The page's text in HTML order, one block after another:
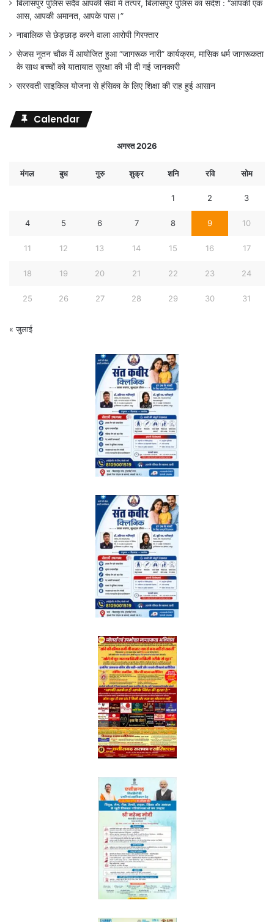
बिलासपुर पुलिस सदैव आपकी सेवा में तत्पर, बिलासपुर पुलिस का संदेश : “आपकी एक
आस, आपकी अमानत, आपके पास।”
नाबालिक से छेड़छाड़ करने वाला आरोपी गिरफ्तार
सेजस नूतन चौक में आयोजित हुआ “जागरूक नारी” कार्यक्रम, मासिक धर्म जागरूकता
के साथ बच्चों को यातायात सुरक्षा की भी दी गई जानकारी
सरस्वती साइकिल योजना से हंसिका के लिए शिक्षा की राह हुई आसान
Calendar
अगस्त 2026
मंगल बुध गुरु शुक्र शनि रवि सोम
1 2 3
4 5 6 7 8 9 10
11 12 13 14 15 16 17
18 19 20 21 22 23 24
25 26 27 28 29 30 31
« जुलाई